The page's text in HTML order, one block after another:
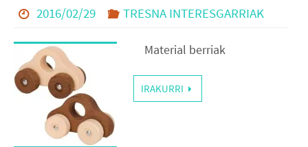
2016/02/29 TRESNA INTERESGARRIAK
Material berriak
IRAKURRI